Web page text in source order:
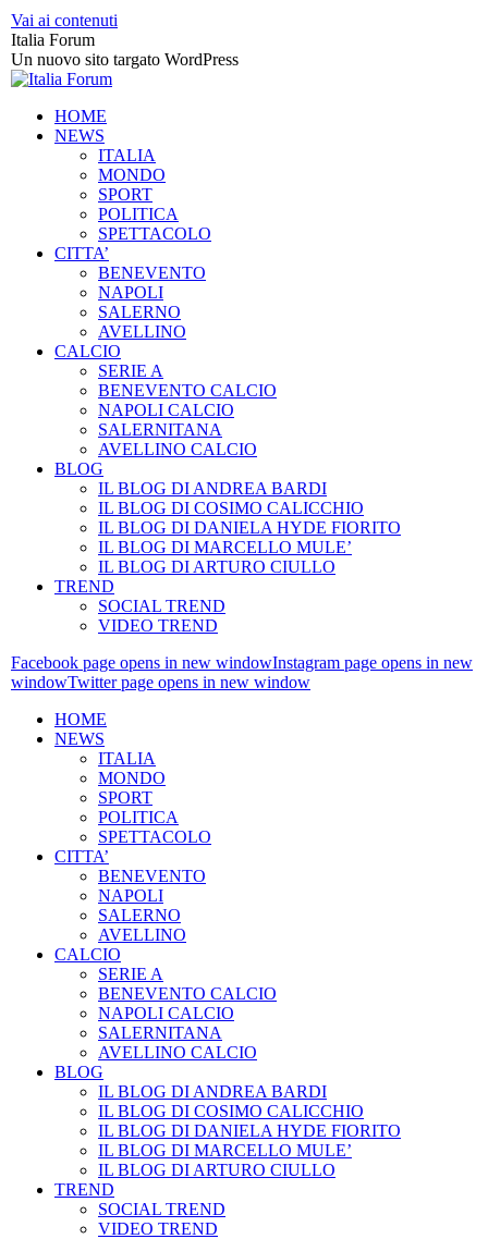
Vai ai contenuti
Italia Forum
Un nuovo sito targato WordPress
HOME
NEWS
ITALIA
MONDO
SPORT
POLITICA
SPETTACOLO
CITTA’
BENEVENTO
NAPOLI
SALERNO
AVELLINO
CALCIO
SERIE A
BENEVENTO CALCIO
NAPOLI CALCIO
SALERNITANA
AVELLINO CALCIO
BLOG
IL BLOG DI ANDREA BARDI
IL BLOG DI COSIMO CALICCHIO
IL BLOG DI DANIELA HYDE FIORITO
IL BLOG DI MARCELLO MULE’
IL BLOG DI ARTURO CIULLO
TREND
SOCIAL TREND
VIDEO TREND
Facebook page opens in new windowInstagram page opens in new
windowTwitter page opens in new window
HOME
NEWS
ITALIA
MONDO
SPORT
POLITICA
SPETTACOLO
CITTA’
BENEVENTO
NAPOLI
SALERNO
AVELLINO
CALCIO
SERIE A
BENEVENTO CALCIO
NAPOLI CALCIO
SALERNITANA
AVELLINO CALCIO
BLOG
IL BLOG DI ANDREA BARDI
IL BLOG DI COSIMO CALICCHIO
IL BLOG DI DANIELA HYDE FIORITO
IL BLOG DI MARCELLO MULE’
IL BLOG DI ARTURO CIULLO
TREND
SOCIAL TREND
VIDEO TREND